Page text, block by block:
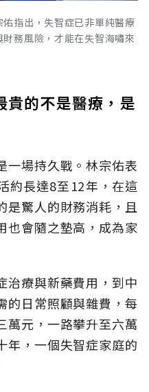
指出，失智症已非單純醫療
務風險，才能在失智海嘯來
的不是醫療，是
一場持久戰。林宗佑表
約長達8至12年，在這
是驚人的財務消耗，且
也會隨之墊高，成為家
治療與新藥費用，到中
的日常照顧與雜費，每
萬元，一路攀升至六萬
年，一個失智症家庭的